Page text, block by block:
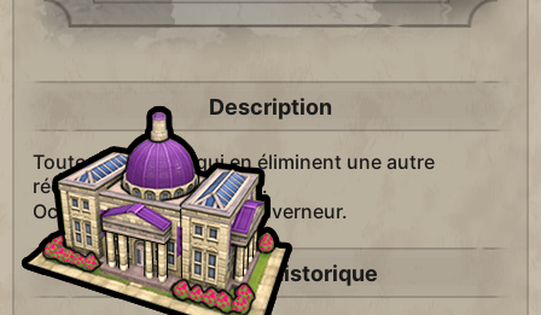
Description
Toutes les unités qui en éliminent une autre
récupèrent jusqu'à 20 PV.
Octroie un titre de
gouverneur.
Contexte Historique